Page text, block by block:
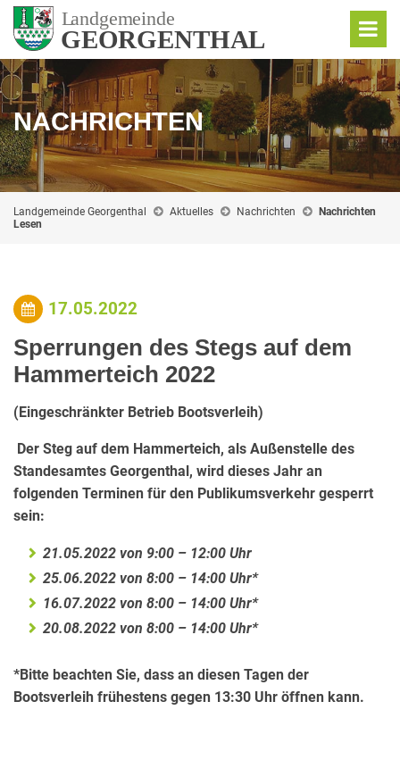
NACHRICHTEN
Landgemeinde Georgenthal Aktuelles Nachrichten
Nachrichten
Lesen
17.05.2022
Sperrungen des Stegs auf dem
Hammerteich 2022
(Eingeschränkter Betrieb Bootsverleih)
Der Steg auf dem Hammerteich, als Außenstelle des
Standesamtes Georgenthal, wird dieses Jahr an
folgenden Terminen für den Publikumsverkehr gesperrt
sein:
21.05.2022 von 9:00 – 12:00 Uhr
25.06.2022 von 8:00 – 14:00 Uhr*
16.07.2022 von 8:00 – 14:00 Uhr*
20.08.2022 von 8:00 – 14:00 Uhr*
*Bitte beachten Sie, dass an diesen Tagen der
Bootsverleih frühestens gegen 13:30 Uhr öffnen kann.